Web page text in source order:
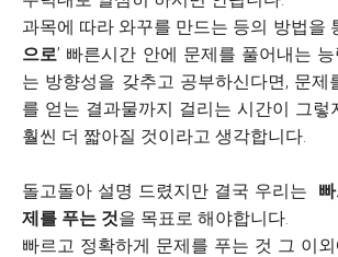
과목에 따라 와꾸를 만드는 등의 방법을
으로’ 빠른시간 안에 문제를 풀어내는
는 방향성을 갖추고 공부하신다면, 문제
를 얻는 결과물까지 걸리는 시간이 그렇
훨씬 더 짧아질 것이라고 생각합니다.
돌고돌아 설명 드렸지만 결국 우리는
제를 푸는 것을 목표로 해야합니다.
빠르고 정확하게 문제를 푸는 것 그 이